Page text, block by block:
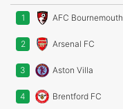
1 AFC Bournemouth
2 Arsenal FC
3 Aston Villa
4 Brentford FC